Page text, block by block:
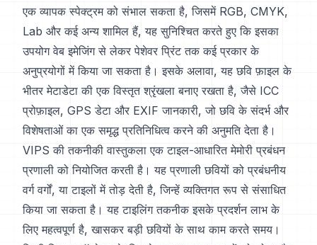
एक व्यापक स्पेक्ट्रम को संभाल सकता है, जिसमें RGB, CMYK,
Lab और कई अन्य शामिल हैं, यह सुनिश्चित करते हुए कि इसका
उपयोग वेब इमेजिंग से लेकर पेशेवर प्रिंट तक कई प्रकार के
अनुप्रयोगों में किया जा सकता है। इसके अलावा, यह छवि फ़ाइल के
भीतर मेटाडेटा की एक विस्तृत श्रृंखला बनाए रखता है, जैसे ICC
प्रोफ़ाइल, GPS डेटा और EXIF जानकारी, जो छवि के संदर्भ और
विशेषताओं का एक समृद्ध प्रतिनिधित्व करने की अनुमति देता है।
VIPS की तकनीकी वास्तुकला एक टाइल-आधारित मेमोरी प्रबंधन
प्रणाली को नियोजित करती है। यह प्रणाली छवियों को प्रबंधनीय
वर्ग वर्गों, या टाइलों में तोड़ देती है, जिन्हें व्यक्तिगत रूप से संसाधित
किया जा सकता है। यह टाइलिंग तकनीक इसके प्रदर्शन लाभ के
लिए महत्वपूर्ण है, खासकर बड़ी छवियों के साथ काम करते समय।